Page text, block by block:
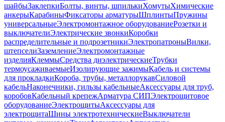
шайбыЗаклепкиБолты, винты, шпилькиХомутыХимические
анкерыКарабиныФиксаторы арматурыШплинтыПружины
универсальныеЭлектромонтажное оборудованиеРозетки и
выключателиЭлектрические звонкиКоробки
распределительные и подрозетникиЭлектропатроныВилки,
штепселиЗаземлениеЭлектромонтажные
изделияКлеммыСредства диэлектрическиеТрубки
термоусаживаемыеИзолирующие зажимыКабель и системы
для прокладкиКороба, трубы, металлорукавСиловой
кабельНаконечники, гильзы кабельныеАксессуары для труб,
коробовКабельный крепежАрматура СИПЭлектрощитовое
оборудованиеЭлектрощитыАксессуары для
электрощитаШины электротехническиеВыключатели